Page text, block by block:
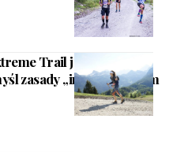
Trail jest dla tych,
zasady „im trudniej, tym